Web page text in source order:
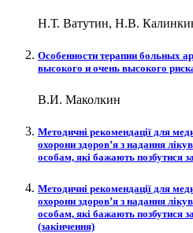
Н.Т. Ватутин, Н.В.
Особенности терапии больных
высокого и очень высокого
В.И. Маколкин
Методичні рекомендації для
охорони здоров’я з надання
особам, які бажають позбутися
Методичні рекомендації для
охорони здоров’я з надання
особам, які бажають позбутися
(закінчення)